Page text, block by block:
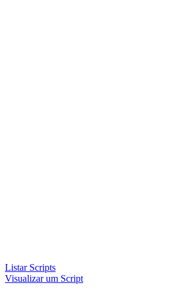
Listar Scripts
Visualizar um Script